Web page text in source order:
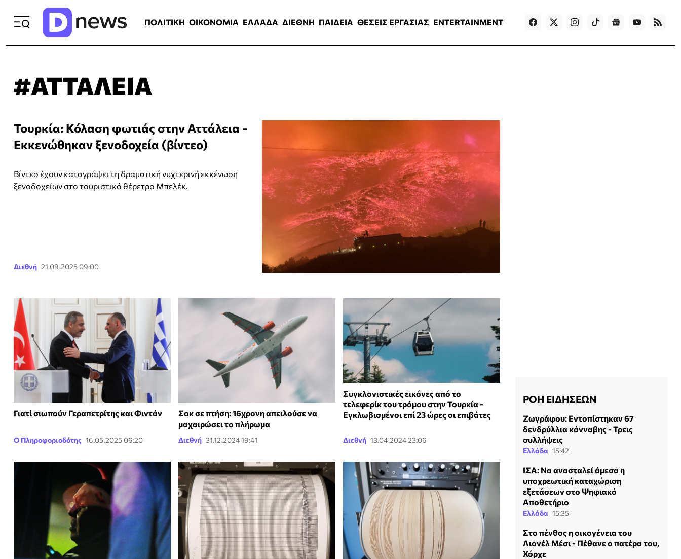
ΠΟΛΙΤΙΚΗ ΟΙΚΟΝΟΜΙΑ ΕΛΛΑΔΑ ΔΙΕΘΝΗ ΠΑΙΔΕΙΑ ΘΕΣΕΙΣ ΕΡΓΑΣΙΑΣ ENTERTAINMENT Games
#ΑΤΤΑΛΕΙΑ
Τουρκία: Κόλαση φωτιάς στην Αττάλεια -
Εκκενώθηκαν ξενοδοχεία (βίντεο)
Βίντεο έχουν καταγράψει τη δραματική νυχτερινή εκκένωση
ξενοδοχείων στο τουριστικό θέρετρο Μπελέκ.
Διεθνή 21.09.2025 09:00
Γιατί σιωπούν Γεραπετρίτης και Φιντάν
Ο Πληροφοριοδότης 16.05.2025 06:20
Σοκ σε πτήση: 16χρονη απειλούσε να
μαχαιρώσει το πλήρωμα
Διεθνή 31.12.2024 19:41
Συγκλονιστικές εικόνες από το
τελεφερίκ του τρόμου στην Τουρκία -
Εγκλωβισμένοι επί 23 ώρες οι επιβάτες
Διεθνή 13.04.2024 23:06
ΡΟΗ ΕΙΔΗΣΕΩΝ
Ζωγράφου: Εντοπίστηκαν 67
δενδρύλλια κάνναβης - Τρεις
συλλήψεις
Ελλάδα 15:42
ΙΣΑ: Να ανασταλεί άμεσα η
υποχρεωτική καταχώριση
εξετάσεων στο Ψηφιακό
Αποθετήριο
Ελλάδα 15:35
Στο πένθος η οικογένεια του
Λιονέλ Μέσι - Πέθανε ο πατέρα του,
Χόρχε